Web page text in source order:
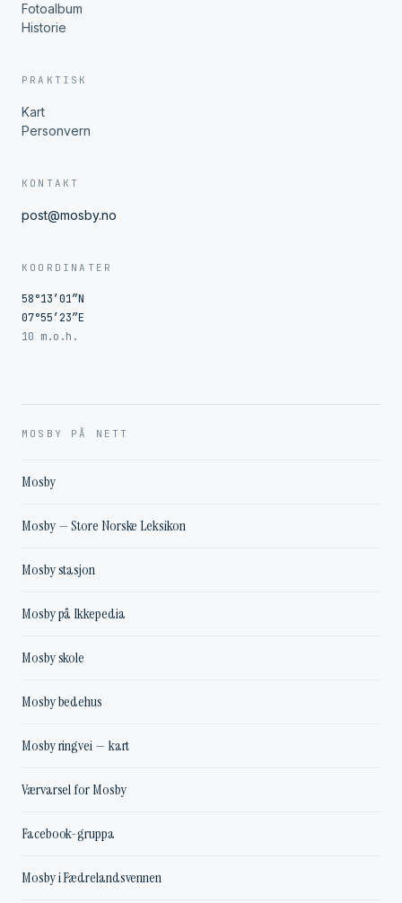
Fotoalbum
Historie
PRAKTISK
Kart
Personvern
KONTAKT
post@mosby.no
KOORDINATER
58°13′01″N
07°55′23″E
10 m.o.h.
MOSBY PÅ NETT
Mosby
Mosby — Store Norske Leksikon
Mosby stasjon
Mosby på Ikkepedia
Mosby skole
Mosby bedehus
Mosby ringvei — kart
Værvarsel for Mosby
Facebook-gruppa
Mosby i Fædrelandsvennen